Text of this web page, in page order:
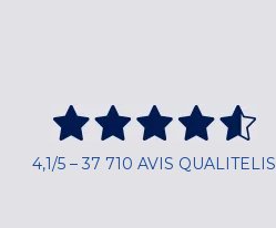
4,1/5 – 37 710 AVIS QUALITELIS